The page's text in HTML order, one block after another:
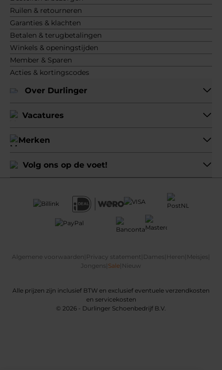
Ruilen & retourneren
Garanties & klachten
Betalen & terugbetalingen
Winkels & openingstijden
Member & Sparen
Acties & kortingscodes
Over Durlinger
Vacatures
Merken
Volg ons op de voet!
Algemene voorwaarden Privacy statement Dames Heren Meisjes
Jongens Sale Nieuw
Alle prijzen zijn inclusief BTW en exclusief eventuele verzendkosten
en servicekosten
© 2026 - Durlinger Schoenbedrijf B.V.